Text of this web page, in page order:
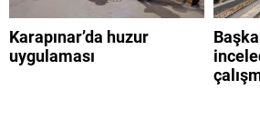
Karapınar’da huzur
uygulaması